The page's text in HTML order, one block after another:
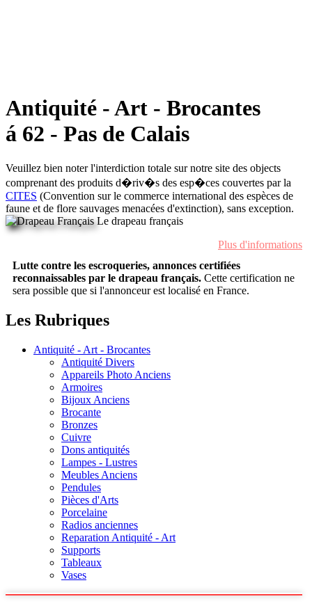
Antiquité - Art - Brocantes
á 62 - Pas de Calais
Veuillez bien noter l'interdiction totale sur notre site des objects
comprenant des produits d�riv�s des esp�ces couvertes par la
CITES (Convention sur le commerce international des espèces de
faune et de flore sauvages menacées d'extinction), sans exception.
Le drapeau français
Plus d'informations
Lutte contre les escroqueries, annonces certifiées
reconnaissables par le drapeau français. Cette certification ne
sera possible que si l'annonceur est localisé en France.
Les Rubriques
Antiquité - Art - Brocantes
Antiquité Divers
Appareils Photo Anciens
Armoires
Bijoux Anciens
Brocante
Bronzes
Cuivre
Dons antiquités
Lampes - Lustres
Meubles Anciens
Pendules
Pièces d'Arts
Porcelaine
Radios anciennes
Reparation Antiquité - Art
Supports
Tableaux
Vases